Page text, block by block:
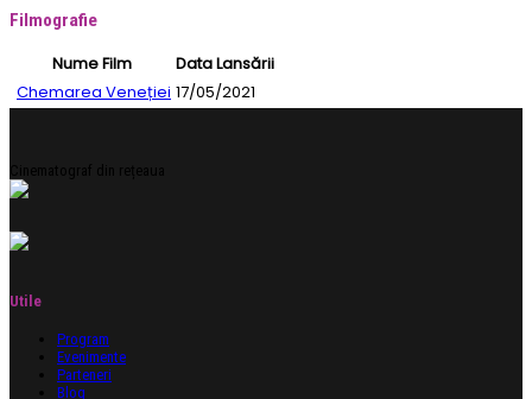
Filmografie
Nume Film
Data Lansării
Chemarea Veneției 17/05/2021
Cinematograf din rețeaua
Utile
Program
Evenimente
Parteneri
Blog